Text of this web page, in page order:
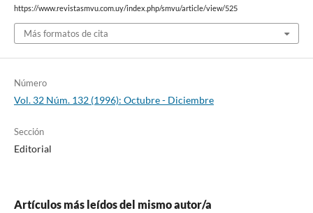
https://www.revistasmvu.com.uy/index.php/smvu/article/view/525
Más formatos de cita
Número
Vol. 32 Núm. 132 (1996): Octubre - Diciembre
Sección
Editorial
Artículos más leídos del mismo autor/a